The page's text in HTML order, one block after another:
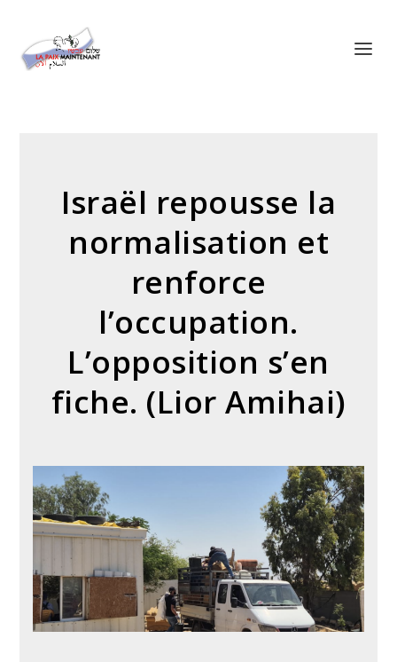
Israël repousse la
normalisation et
renforce
l’occupation.
L’opposition s’en
fiche. (Lior Amihai)